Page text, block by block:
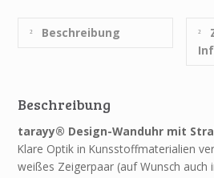
Beschreibung
Beschreibung
tarayy® Design-Wanduhr mit
Klare Optik in Kunsstoffmaterialien
weißes Zeigerpaar (auf Wunsch auch